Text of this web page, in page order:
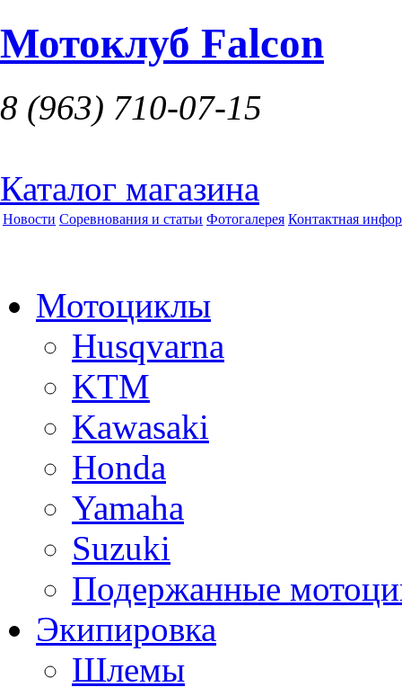
Мотоклуб Falcon
8 (963) 710-07-15
Каталог магазина
Новости Соревнования и статьи Фотогалерея Контактная
Мотоциклы
Husqvarna
KTM
Kawasaki
Honda
Yamaha
Suzuki
Подержанные
Экипировка
Шлемы